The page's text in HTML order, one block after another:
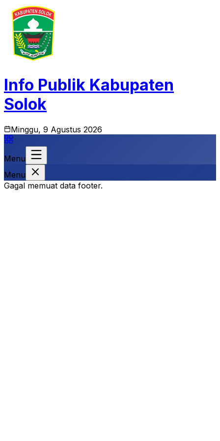
Info Publik Kabupaten
Solok
Minggu, 9 Agustus 2026
Menu
Menu
Gagal memuat data footer.